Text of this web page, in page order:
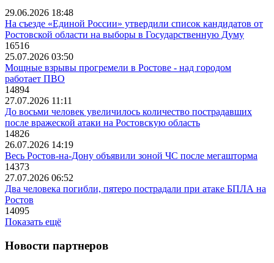
29.06.2026 18:48
На съезде «Единой России» утвердили список кандидатов от
Ростовской области на выборы в Государственную Думу
16516
25.07.2026 03:50
Мощные взрывы прогремели в Ростове - над городом
работает ПВО
14894
27.07.2026 11:11
До восьми человек увеличилось количество пострадавших
после вражеской атаки на Ростовскую область
14826
26.07.2026 14:19
Весь Ростов-на-Дону объявили зоной ЧС после мегашторма
14373
27.07.2026 06:52
Два человека погибли, пятеро пострадали при атаке БПЛА на
Ростов
14095
Показать ещё
Новости партнеров